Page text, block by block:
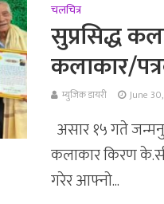
चलचित्र
सुप्रसिद्ध
कलाकार/
म्युजिक डायरी June
असार १५ गते
कलाकार किरण
गरेर आफ्नो...